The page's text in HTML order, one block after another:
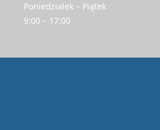
Poniedziałek – Piątek
9:00 – 17:00